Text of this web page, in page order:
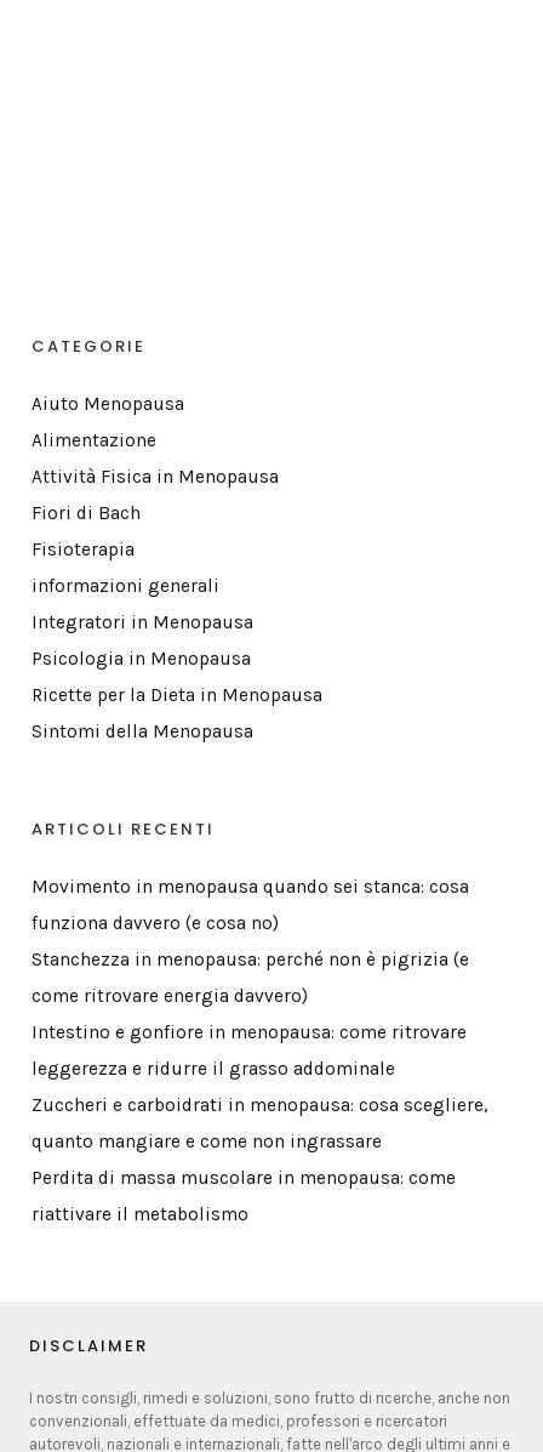
CATEGORIE
Aiuto Menopausa
Alimentazione
Attività Fisica in Menopausa
Fiori di Bach
Fisioterapia
informazioni generali
Integratori in Menopausa
Psicologia in Menopausa
Ricette per la Dieta in Menopausa
Sintomi della Menopausa
ARTICOLI RECENTI
Movimento in menopausa quando sei stanca: cosa
funziona davvero (e cosa no)
Stanchezza in menopausa: perché non è pigrizia (e
come ritrovare energia davvero)
Intestino e gonfiore in menopausa: come ritrovare
leggerezza e ridurre il grasso addominale
Zuccheri e carboidrati in menopausa: cosa scegliere,
quanto mangiare e come non ingrassare
Perdita di massa muscolare in menopausa: come
riattivare il metabolismo
DISCLAIMER
I nostri consigli, rimedi e soluzioni, sono frutto di ricerche, anche non
convenzionali, effettuate da medici, professori e ricercatori
autorevoli, nazionali e internazionali, fatte nell'arco degli ultimi anni e